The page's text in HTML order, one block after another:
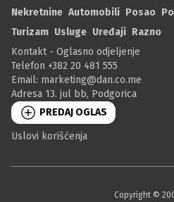
Nekretnine Automobili Posao
Turizam Usluge Uređaji Razno
Kontakt - Oglasno odjeljenje
Telefon +382 20 481 555
Email: marketing@dan.co.me
Adresa 13. jul bb, Podgorica
PREDAJ OGLAS
Uslovi korišćenja
Copyright ©